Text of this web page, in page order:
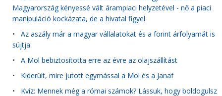
Magyarország kényessé vált árampiaci helyzetével - nő a piaci
manipuláció kockázata, de a hivatal figyel
• Az aszály már a magyar vállalatokat és a forint árfolyamát is
sújtja
• A Mol bebiztosította erre az évre az olajszállítást
• Kiderült, mire jutott egymással a Mol és a Janaf
• Kvíz: Mennek még a római számok? Lássuk, hogy boldogulsz